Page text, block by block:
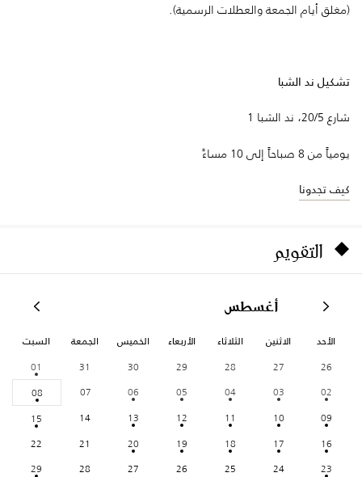
(مغلق أيام الجمعة والعطلات الرسمية).
تشكيل ند الشبا
شارع 20/5، ند الشبا 1
يومياً من 8 صباحاً إلى 10 مساءً
كيف تجدونا
التقويم
أغسطس
الأحد الاثنين الثلاثاء الأربعاء الخميس الجمعة السبت
26
27
28
29
30
31
01
02
03
04
05
06
07
08
09
10
11
12
13
14
15
16
17
18
19
20
21
22
23
24
25
26
27
28
29